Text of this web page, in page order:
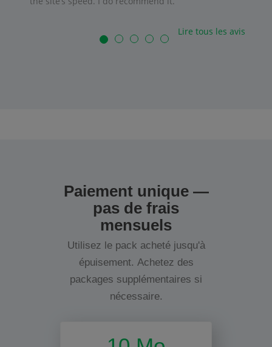
Lire tous les avis
Paiement unique —
pas de frais
mensuels
Utilisez le pack acheté jusqu'à
épuisement. Achetez des
packages supplémentaires si
nécessaire.